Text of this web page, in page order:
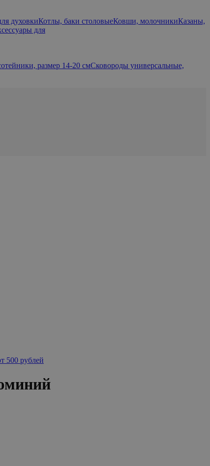
духовкиКотлы, баки столовыеКовши, молочникиКазаны,
для
размер 14-20 смСковороды универсальные,
500 рублей